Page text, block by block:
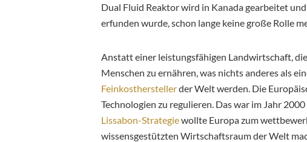
Dual Fluid Reaktor wird in Kanada gearbeitet
erfunden wurde, schon lange keine große Rolle
Anstatt einer leistungsfähigen Landwirtschaft,
Menschen zu ernähren, was nichts anderes als
Feinkostherstellerder Welt werden. Die
Technologien zu regulieren. Das war im Jahr
Lissabon-Strategiewollte Europa zum
wissensgestützten Wirtschaftsraum der Welt